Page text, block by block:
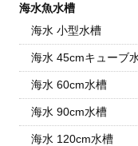
海水魚水槽
海水 小型水槽
海水 45cmキューブ
海水 60cm水槽
海水 90cm水槽
海水 120cm水槽